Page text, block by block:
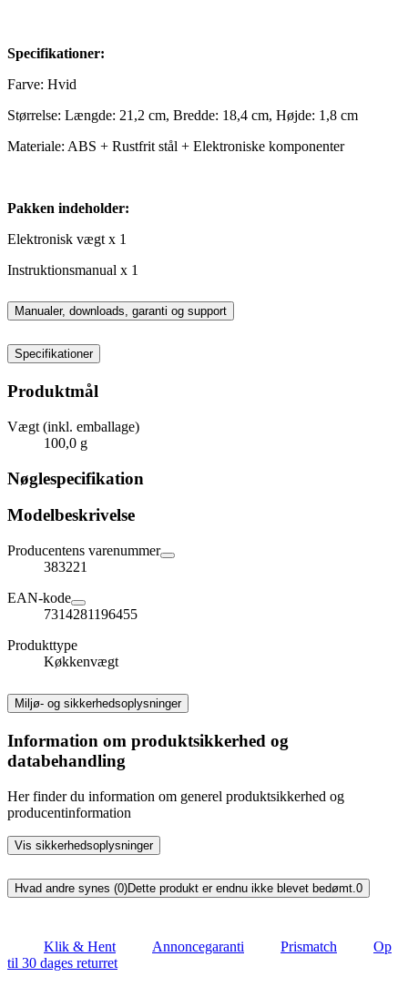
Specifikationer:
Farve: Hvid
Størrelse: Længde: 21,2 cm, Bredde: 18,4 cm, Højde: 1,8 cm
Materiale: ABS + Rustfrit stål + Elektroniske komponenter
Pakken indeholder:
Elektronisk vægt x 1
Instruktionsmanual x 1
Manualer, downloads, garanti og support
Specifikationer
Produktmål
Vægt (inkl. emballage)
100,0 g
Nøglespecifikation
Modelbeskrivelse
Producentens varenummer
383221
EAN-kode
7314281196455
Produkttype
Køkkenvægt
Miljø- og sikkerhedsoplysninger
Information om produktsikkerhed og
databehandling
Her finder du information om generel produktsikkerhed og
producentinformation
Vis sikkerhedsoplysninger
Hvad andre synes (0)Dette produkt er endnu ikke blevet bedømt. 0
Klik & Hent Annoncegaranti Prismatch
Op
til 30 dages returret